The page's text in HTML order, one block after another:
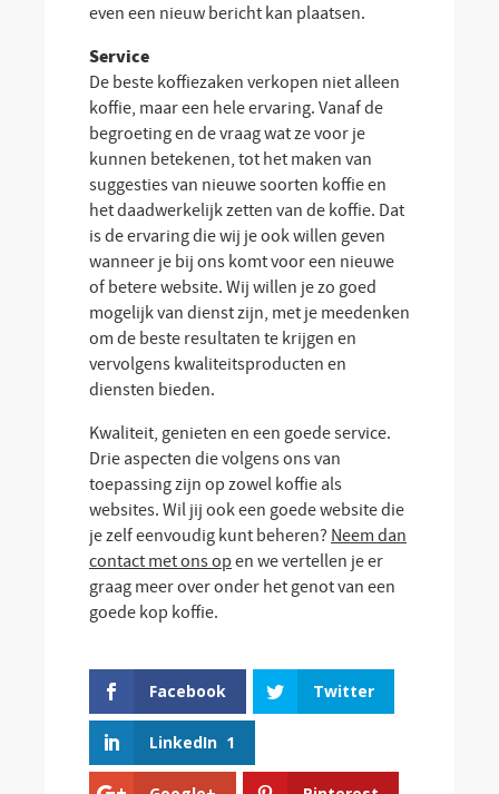
even een nieuw bericht kan plaatsen.
Service
De beste koffiezaken verkopen niet alleen
koffie, maar een hele ervaring. Vanaf de
begroeting en de vraag wat ze voor je
kunnen betekenen, tot het maken van
suggesties van nieuwe soorten koffie en
het daadwerkelijk zetten van de koffie. Dat
is de ervaring die wij je ook willen geven
wanneer je bij ons komt voor een nieuwe
of betere website. Wij willen je zo goed
mogelijk van dienst zijn, met je meedenken
om de beste resultaten te krijgen en
vervolgens kwaliteitsproducten en
diensten bieden.
Kwaliteit, genieten en een goede service.
Drie aspecten die volgens ons van
toepassing zijn op zowel koffie als
websites. Wil jij ook een goede website die
je zelf eenvoudig kunt beheren? Neem dan
contact met ons op en we vertellen je er
graag meer over onder het genot van een
goede kop koffie.
Facebook Twitter
LinkedIn 1